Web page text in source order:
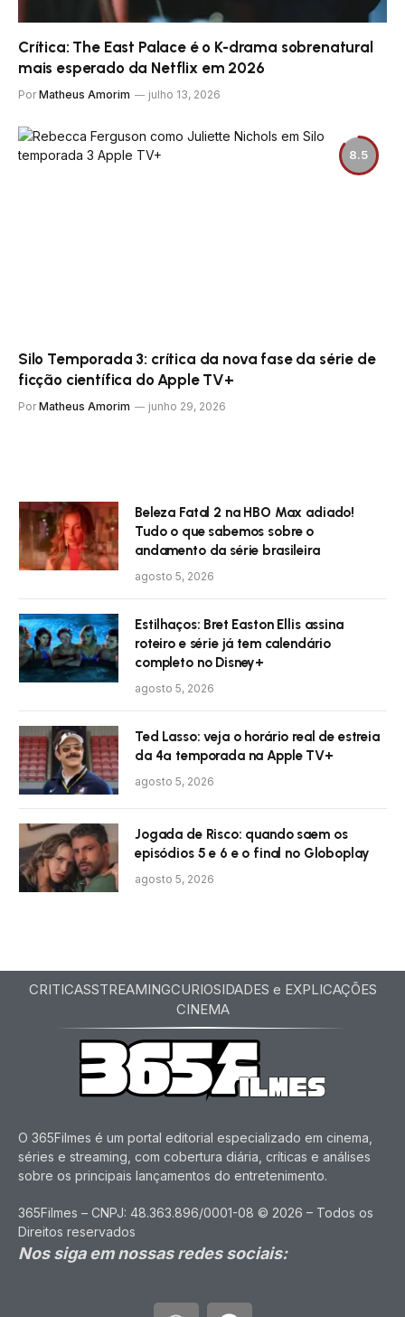
Crítica: The East Palace é o K-drama sobrenatural
mais esperado da Netflix em 2026
Por Matheus Amorim julho 13, 2026
8.5
Silo Temporada 3: crítica da nova fase da série de
ficção científica do Apple TV+
Por Matheus Amorim junho 29, 2026
Beleza Fatal 2 na HBO Max adiado!
Tudo o que sabemos sobre o
andamento da série brasileira
agosto 5, 2026
Estilhaços: Bret Easton Ellis assina
roteiro e série já tem calendário
completo no Disney+
agosto 5, 2026
Ted Lasso: veja o horário real de estreia
da 4ª temporada na Apple TV+
agosto 5, 2026
Jogada de Risco: quando saem os
episódios 5 e 6 e o final no Globoplay
agosto 5, 2026
CRITICASSTREAMINGCURIOSIDADES e EXPLICAÇÕES
CINEMA
O 365Filmes é um portal editorial especializado em cinema,
séries e streaming, com cobertura diária, críticas e análises
sobre os principais lançamentos do entretenimento.
365Filmes – CNPJ: 48.363.896/0001-08 © 2026 – Todos os
Direitos reservados
Nos siga em nossas redes sociais: